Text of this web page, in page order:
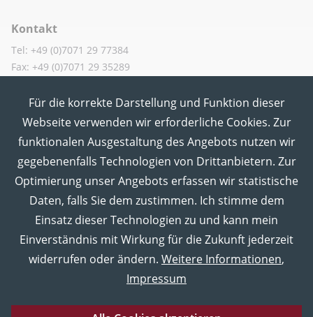
Kontakt
Tel: +49 (0)7071 29 77384
Fax: +49 (0)7071 29 35289
MUT in den Sozialen Medien
Für die korrekte Darstellung und Funktion dieser
Webseite verwenden wir erforderliche Cookies. Zur
funktionalen Ausgestaltung des Angebots nutzen wir
gegebenenfalls Technologien von Drittanbietern. Zur
Optimierung unser Angebots erfassen wir statistische
Daten, falls Sie dem zustimmen. Ich stimme dem
Einsatz dieser Technologien zu und kann mein
Einverständnis mit Wirkung für die Zukunft jederzeit
widerrufen oder ändern. Weitere Informationen,
Impressum